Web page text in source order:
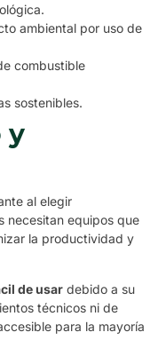
ambiental por uso de
combustible
sostenibles.
y
al elegir
necesitan equipos que
la productividad y
de usar debido a su
técnicos ni de
para la mayoría